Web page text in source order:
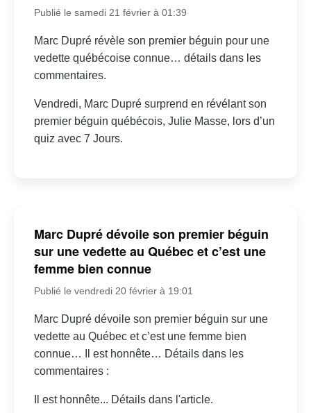
Publié le samedi 21 février à 01:39
Marc Dupré révèle son premier béguin pour une
vedette québécoise connue… détails dans les
commentaires.
Vendredi, Marc Dupré surprend en révélant son
premier béguin québécois, Julie Masse, lors d’un
quiz avec 7 Jours.
Marc Dupré dévoile son premier béguin
sur une vedette au Québec et c’est une
femme bien connue
Publié le vendredi 20 février à 19:01
Marc Dupré dévoile son premier béguin sur une
vedette au Québec et c’est une femme bien
connue… Il est honnête… Détails dans les
commentaires :
Il est honnête... Détails dans l'article.